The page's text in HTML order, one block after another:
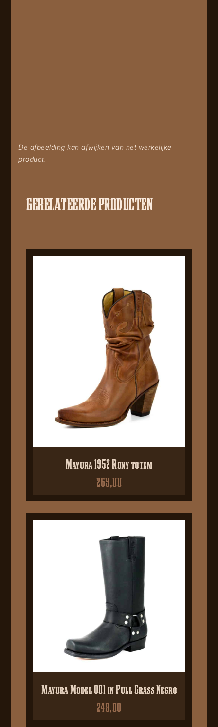
De afbeelding kan afwijken van het werkelijke
product.
GERELATEERDE PRODUCTEN
Mayura 1952 Rony totem
269,00
Mayura Model 001 in Pull Grass Negro
249,00